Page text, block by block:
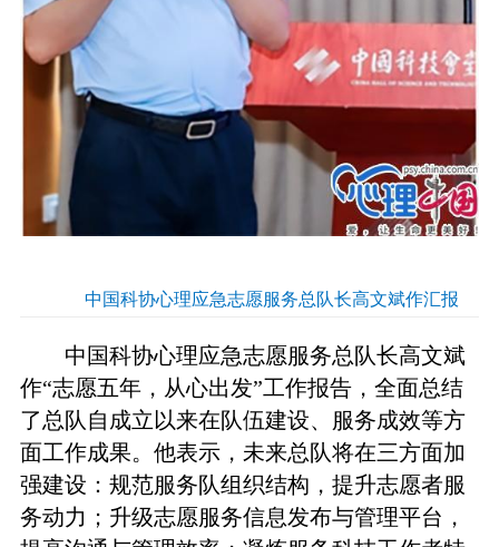
中国科协心理应急志愿服务总队长高文斌作汇报
中国科协心理应急志愿服务总队长高文斌
作“志愿五年，从心出发”工作报告，全面总结
了总队自成立以来在队伍建设、服务成效等方
面工作成果。他表示，未来总队将在三方面加
强建设：规范服务队组织结构，提升志愿者服
务动力；升级志愿服务信息发布与管理平台，